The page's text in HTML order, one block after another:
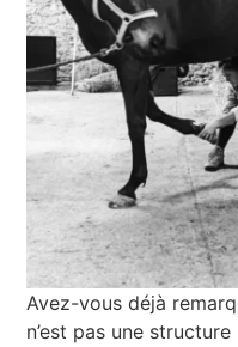
Avez-vous déjà
n’est pas une